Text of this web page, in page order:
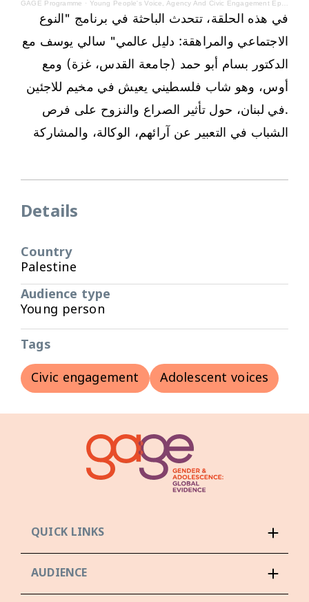
GAGE Programme · Young People's Voice, Agency And Civic Engagement Episode 4 - Arabic
في هذه الحلقة، تتحدث الباحثة في برنامج "النوع
الاجتماعي والمراهقة: دليل عالمي" سالي يوسف مع
الدكتور بسام أبو حمد (جامعة القدس، غزة) ومع
أوس، وهو شاب فلسطيني يعيش في مخيم للاجئين
.في لبنان، حول تأثير الصراع والنزوح على فرص
الشباب في التعبير عن آرائهم، الوكالة، والمشاركة
Details
Country
Palestine
Audience type
Young person
Tags
Civic engagement
Adolescent voices
QUICK LINKS
AUDIENCE